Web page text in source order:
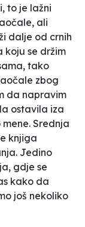
to je lažni
ali
dalje od crnih
koju se držim
tako
zbog
da napravim
ostavila iza
Srednja
knjiga
Jedino
gdje se
kako da
još nekoliko